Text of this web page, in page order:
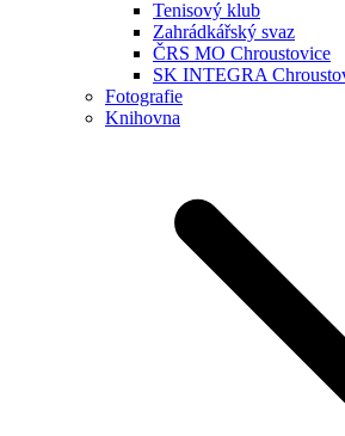
Tenisový klub
Zahrádkářský svaz
ČRS MO Chroustovice
SK INTEGRA
Fotografie
Knihovna